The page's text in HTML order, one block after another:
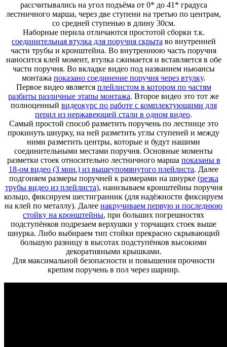
рассчитывались на угол подъёма от 0* до 41* градуса
лестничного марша, через две ступени на третью по центрам,
со средней ступенью в длину 30см.
Наборные перила отличаются простотой сборки т.к.
соединительная втулка для поручня скрыта во внутренней
части трубы и кронштейна. Во внутреннюю часть поручня
наносится клей момент, втулка сжимается и вставляется в обе
части поручня. Во вкладке видео под названием ньюансы
монтажа показано соединение поручня через втулку.
Первое видео является плейлистом в котором по частям
разбиты различные этапы монтажа. Второе видео это тот же
полноценный видеокурс по работе с комплектующими для
перил из нержавеющей стали в одном видео.
Самый простой способ разметить поручень по лестнице это
прокинуть шнурку, на ней разметить углы ступеней и между
ними разметить центры, которые и будут нашими
соединительными местами поручня. Основные моменты
разметки стоек относительно лестничного марша показаны в
18-ом видео (3 мин.) из вышеупомянутого плейлиста. Далее
подгоняем размеры поручней к размерами на шнурке (резка
трубы видео из плейлиста), нанизываем кронштейны поручня
кольцо, фиксируем шестигранник (для надёжности фиксируем
на клей по металлу). Далее накручиваем первую и последнюю
стойку на кронштейны, при больших погрешностях
подступёнков подрезаем верхушки у торчащих стоек выше
шнурка. Либо выбираем тип стойки прекрасно скрывающий
большую разницу в высотах подступёнков высокими
декоративными крышками.
Для максимальной безопасности и повышения прочности
крепим поручень в пол через шарнир.